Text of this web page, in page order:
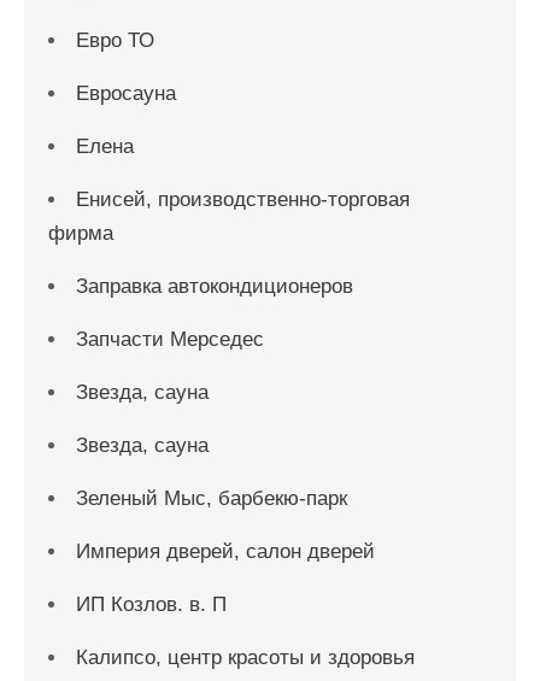
Евро ТО
Евросауна
Елена
Енисей, производственно-торговая
фирма
Заправка автокондиционеров
Запчасти Мерседес
Звезда, сауна
Звезда, сауна
Зеленый Мыс, барбекю-парк
Империя дверей, салон дверей
ИП Козлов. в. П
Калипсо, центр красоты и здоровья